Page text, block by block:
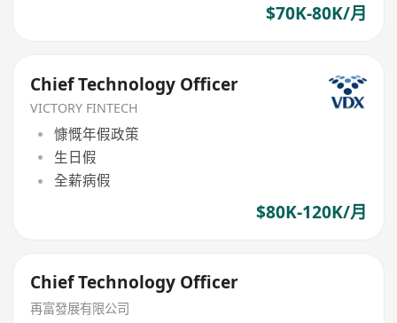
$70K-80K/月
Chief Technology Officer
VICTORY FINTECH
慷慨年假政策
生日假
全薪病假
$80K-120K/月
Chief Technology Officer
再富發展有限公司